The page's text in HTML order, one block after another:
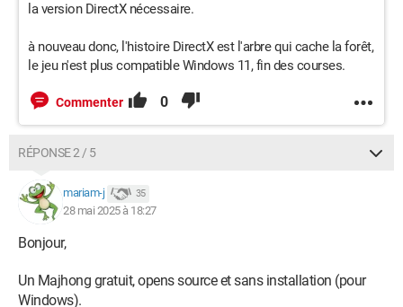
la version DirectX nécessaire.
à nouveau donc, l'histoire DirectX est l'arbre qui cache la forêt,
le jeu n'est plus compatible Windows 11, fin des courses.
Commenter 0
RÉPONSE 2 / 5
mariam-j 35
28 mai 2025 à 18:27
Bonjour,
Un Majhong gratuit, opens source et sans installation (pour
Windows).